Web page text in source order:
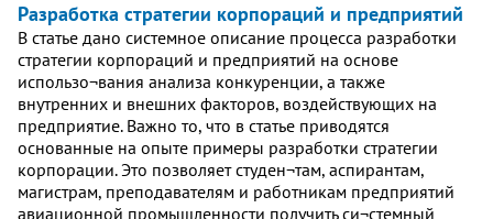
Разработка стратегии корпораций и предприятий
В статье дано системное описание процесса разработки
стратегии корпораций и предприятий на основе
использо¬вания анализа конкуренции, а также
внутренних и внешних факторов, воздействующих на
предприятие. Важно то, что в статье приводятся
основанные на опыте примеры разработки стратегии
корпорации. Это позволяет студен¬там, аспирантам,
магистрам, преподавателям и работникам предприятий
авиационной промышленности получить си¬стемный